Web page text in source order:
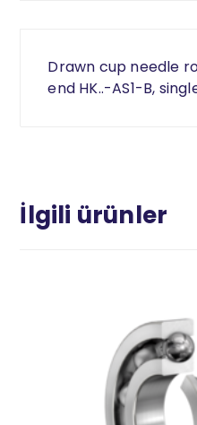
Drawn cup needle
end HK..-AS1-B,
İlgili ürünler